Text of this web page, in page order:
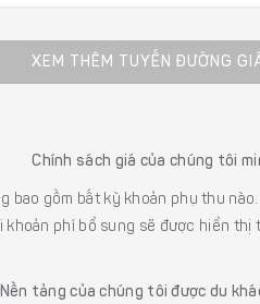
XEM THÊM TUYẾN ĐƯỜNG
Chính sách giá của chúng tôi
gồm bất kỳ khoản phụ thu
khoản phí bổ sung sẽ được hiển thị
Nền tảng của chúng tôi được du